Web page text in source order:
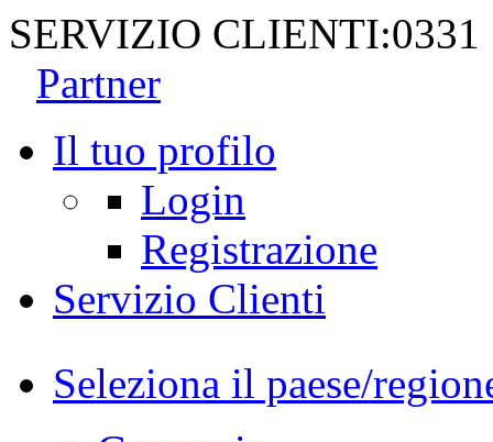
SERVIZIO CLIENTI:0331
Partner
Il tuo profilo
Login
Registrazione
Servizio Clienti
Seleziona il paese/